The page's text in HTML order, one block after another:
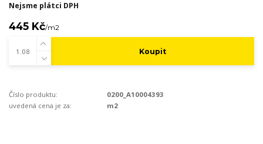
Nejsme plátci DPH
445 Kč/m2
Koupit
Číslo produktu:
0200_A10004393
uvedená cena je za:
m2